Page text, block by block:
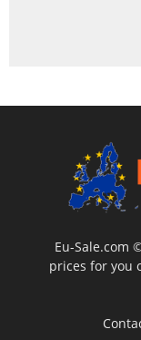
Eu-Sale.com
prices for you